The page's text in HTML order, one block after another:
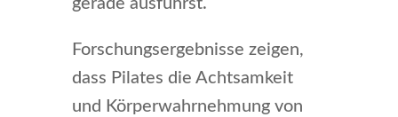
Forschungsergebnisse zeigen,
dass Pilates die Achtsamkeit
und Körperwahrnehmung von